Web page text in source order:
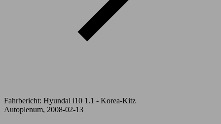
Fahrbericht: Hyundai i10 1.1 - Korea-Kitz
Autoplenum, 2008-02-13